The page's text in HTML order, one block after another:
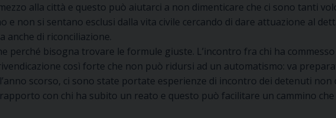
alla città e questo può aiutarci a non dimenticare che ci sono tanti
non si sentano esclusi dalla vita civile cercando di dare attuazione al
anche di riconciliazione.
perché bisogna trovare le formule giuste. L’incontro fra chi ha
così forte che non può ridursi ad un automatismo: va
scorso, ci sono state portate esperienze di incontro dei detenuti
con chi ha subito un reato e questo può facilitare un cammino